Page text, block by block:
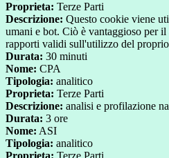
Proprieta: Terze Parti
Descrizione: Questo cookie viene
umani e bot. Ciò è vantaggioso per
rapporti validi sull'utilizzo del
Durata: 30 minuti
Nome: CPA
Tipologia: analitico
Proprieta: Terze Parti
Descrizione: analisi e profilazione
Durata: 3 ore
Nome: ASI
Tipologia: analitico